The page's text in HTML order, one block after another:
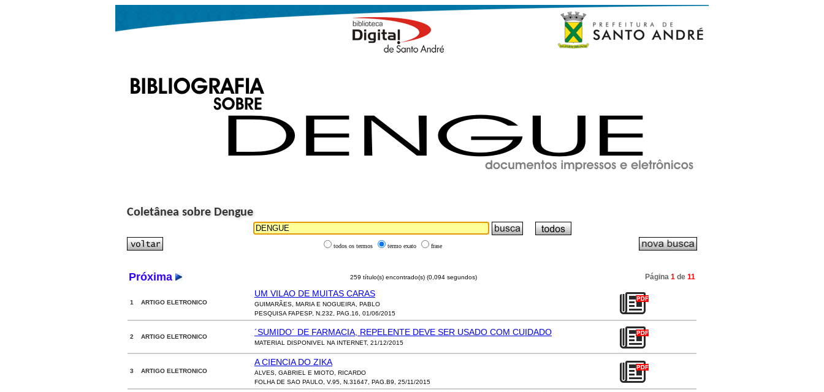
Coletânea sobre Dengue
todos os termos termo exato frase
Próxima 259 título(s) encontrado(s) (0,094 segundos) Página 1 de 11
1 ARTIGO ELETRONICO
UM VILAO DE MUITAS CARAS
GUIMARÃES, MARIA E NOGUEIRA, PABLO
PESQUISA FAPESP, N.232, PAG.16, 01/06/2015
2 ARTIGO ELETRONICO ´SUMIDO´ DE FARMACIA, REPELENTE DEVE SER USADO COM CUIDADO
MATERIAL DISPONIVEL NA INTERNET, 21/12/2015
3 ARTIGO ELETRONICO
A CIENCIA DO ZIKA
ALVES, GABRIEL E MIOTO, RICARDO
FOLHA DE SAO PAULO, V.95, N.31647, PAG.B9, 25/11/2015